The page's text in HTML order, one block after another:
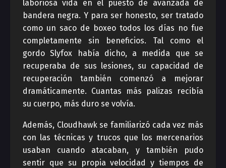
laboriosa vida en el puesto de avanzada de
bandera negra. Y para ser honesto, ser tratado
como un saco de boxeo todos los días no fue
completamente sin beneficios. Tal como el
gordo Slyfox había dicho, a medida que se
recuperaba de sus lesiones, su capacidad de
recuperación también comenzó a mejorar
dramáticamente. Cuantas más palizas recibía
su cuerpo, más duro se volvía.
Además, Cloudhawk se familiarizó cada vez más
con las técnicas y trucos que los mercenarios
usaban cuando atacaban, y también pudo
sentir que su propia velocidad y tiempos de